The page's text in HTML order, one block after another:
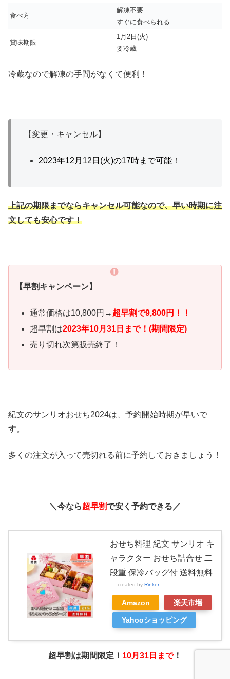
食べ方
解凍不要
すぐに食べられる
賞味期限
1月2日(火)
要冷蔵
冷蔵なので解凍の手間がなくて便利！
【変更・キャンセル】
2023年12月12日(火)の17時まで可能！
上記の期限までならキャンセル可能なので、早い時期に注
文しても安心です！
【早割キャンペーン】
通常価格は10,800円→ 超早割で9,800円！！
超早割は2023年10月31日まで！(期間限定)
売り切れ次第販売終了！
紀文のサンリオおせち2024は、予約開始時期が早いで
す。
多くの注文が入って売切れる前に予約しておきましょう！
＼今なら超早割で安く予約できる／
おせち料理 紀文 サンリオ キ
ャラクター おせち詰合せ 二
段重 保冷バッグ付 送料無料
created by Rinker
Amazon 楽天市場
Yahooショッピング
超早割は期間限定！ 10月31日まで！